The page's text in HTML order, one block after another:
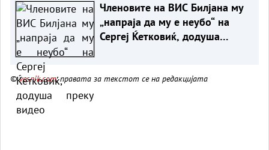
Членовите на ВИС Билјана му
„напраја да му е неубо“ на
Сергеј Ќетковиќ, додуша
©vesnik.com, правата за текстот се на редакцијата